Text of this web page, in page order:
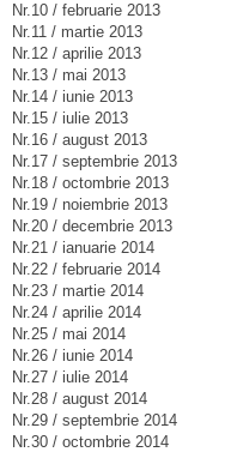
Nr.10 / februarie 2013
Nr.11 / martie 2013
Nr.12 / aprilie 2013
Nr.13 / mai 2013
Nr.14 / iunie 2013
Nr.15 / iulie 2013
Nr.16 / august 2013
Nr.17 / septembrie 2013
Nr.18 / octombrie 2013
Nr.19 / noiembrie 2013
Nr.20 / decembrie 2013
Nr.21 / ianuarie 2014
Nr.22 / februarie 2014
Nr.23 / martie 2014
Nr.24 / aprilie 2014
Nr.25 / mai 2014
Nr.26 / iunie 2014
Nr.27 / iulie 2014
Nr.28 / august 2014
Nr.29 / septembrie 2014
Nr.30 / octombrie 2014